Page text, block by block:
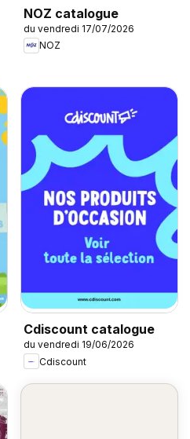
NOZ catalogue
du vendredi 17/07/2026
NOZ
Cdiscount catalogue
du vendredi 19/06/2026
Cdiscount